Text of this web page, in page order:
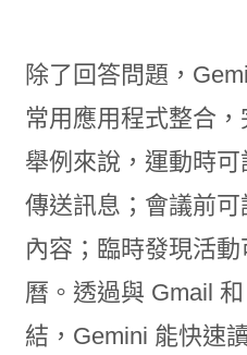
除了回答問題，
常用應用程式整合
舉例來說，運動時可
傳送訊息；會議前
內容；臨時發現活
曆。透過與 Gmail
結，Gemini 能快速